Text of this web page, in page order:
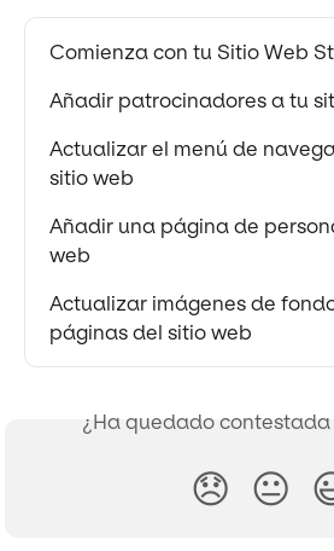
Comienza con tu Sitio Web
Añadir patrocinadores a tu
Actualizar el menú de
sitio web
Añadir una página de
web
Actualizar imágenes de
páginas del sitio web
¿Ha quedado
😞 😐